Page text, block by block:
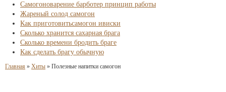
Самогоноварение барботер принцип работы
Жареный солод самогон
Как приготовитьсамогон ивиски
Сколько хранится сахарная брага
Сколько времени бродить браге
Как сделать брагу обычную
Главная » Хиты » Полезные напитки самогон